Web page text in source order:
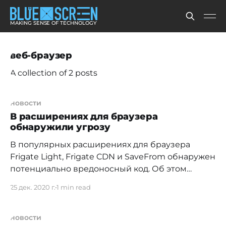
MAKING SENSE OF TECHNOLOGY
веб-браузер
A collection of 2 posts
новости
В расширениях для браузера
обнаружили угрозу
В популярных расширениях для браузера
Frigate Light, Frigate CDN и SaveFrom обнаружен
потенциально вредоносный код. Об этом
Антивирусная компания совместно с
потенциально вредоносную кампанию, которая
25 дек. 2020 г.1 min read
новости